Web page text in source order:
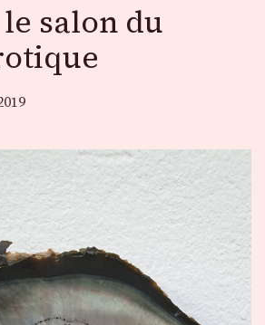
salon du